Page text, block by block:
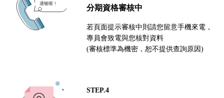
分期資格審核中
若頁面提示審核中則請您留意手機來電，
專員會致電與您核對資料
(審核標準為機密，恕不提供查詢原因)
STEP.4